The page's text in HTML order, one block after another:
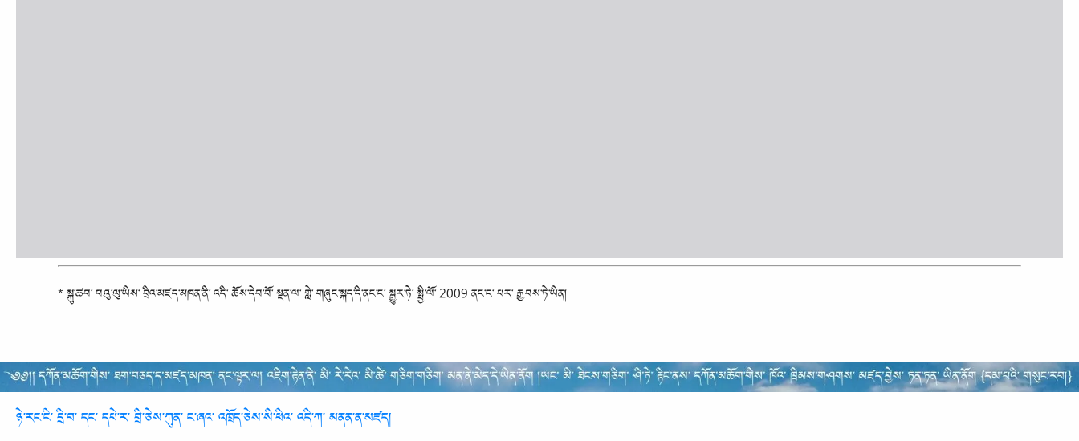
* སྐུ་ཚབ་ པའུ་ལུ་ཡིས་ བྲིའ་མཛད་མཁན་ནི་ འདི་ ཆོས་དེབ་བོ་ སྔན་ལ་ གླེ་ གཞུང་སྐད་དི་ནང་ང་ སྒྱུར་ཏེ་ སྤྱི་ལོ་ 2009 ནང་ང་ པར་ རྒྱབས་ཏེ་ཡིན།
ཉེ་རང་ངི་ དྲི་བ་ དང་ དཔེ་ར་ བྲི་ཅེས་ཀུན་ ང་ཞའ་ འཁྲོད་ཅེས་སི་ཕིའ་ འདི་ཀ་ མནན་ན་མཛད།